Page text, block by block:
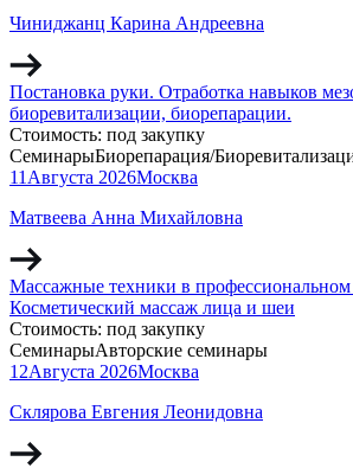
Чиниджанц Карина Андреевна
Постановка руки. Отработка навыков
биоревитализации, биорепарации.
Стоимость: под закупку
СеминарыБиорепарация/
11 Августа 2026Москва
Матвеева Анна Михайловна
Массажные техники в профессиональном
Косметический массаж лица и шеи
Стоимость: под закупку
СеминарыАвторские семинары
12Августа 2026Москва
Склярова Евгения Леонидовна